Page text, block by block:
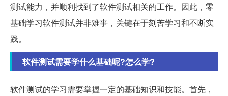
测试能力，并顺利找到了软件测试相关的工作。因此，零
基础学习软件测试并非难事，关键在于刻苦学习和不断实
践。
软件测试需要学什么基础呢?怎么学?
软件测试的学习需要掌握一定的基础知识和技能。首先，